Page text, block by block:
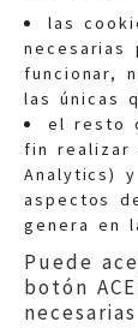
las
necesarias
funcionar,
las únicas
el resto
fin realizar
Analytics)
aspectos
genera en
Puede
botón